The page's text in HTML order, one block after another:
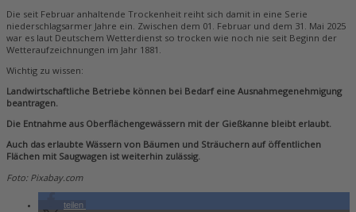
Die seit Februar anhaltende Trockenheit reiht sich damit in eine Serie
niederschlagsarmer Jahre ein. Zwischen dem 01. Februar und dem 31. Mai 2025
war es laut Deutschem Wetterdienst so trocken wie noch nie seit Beginn der
Wetteraufzeichnungen im Jahr 1881.
Wichtig zu wissen:
Landwirtschaftliche Betriebe können bei Bedarf eine Ausnahmegenehmigung
beantragen.
Die Entnahme aus Oberflächengewässern mit der Gießkanne bleibt erlaubt.
Auch das erlaubte Wässern von Bäumen und Sträuchern auf öffentlichen
Flächen mit Saugwagen ist weiterhin zulässig.
Foto: Pixabay.com
teilen